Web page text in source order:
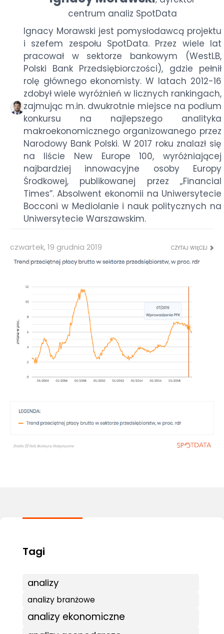
centrum analiz SpotData
Ignacy Morawski jest pomysłodawcą projektu
i szefem zespołu SpotData. Przez wiele lat
pracował w sektorze bankowym (WestLB,
Polski Bank Przedsiębiorczości), gdzie pełnił
rolę głównego ekonomisty. W latach 2012-16
zdobył wiele wyróżnień w licznych rankingach,
zajmując m.in. dwukrotnie miejsce na podium
konkursu na najlepszego analityka
makroekonomicznego organizowanego przez
Narodowy Bank Polski. W 2017 roku znalazł się
na liście New Europe 100, wyróżniającej
najbardziej innowacyjne osoby Europy
Środkowej, publikowanej przez „Financial
Times”. Absolwent ekonomii na Uniwersytecie
Bocconi w Mediolanie i nauk politycznych na
Uniwersytecie Warszawskim.
czwartek, 19 grudnia 2019 CZYTAJ WIĘCEJ
analizy
analizy branżowe
analizy ekonomiczne